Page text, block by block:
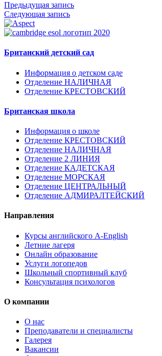
Предыдущая запись
Следующая запись
Британский детский сад
Информация о детском саде
Отделение НАЛИЧНАЯ
Отделение КРЕСТОВСКИЙ
Британская школа
Информация о школе
Отделение КРЕСТОВСКИЙ
Отделение НАЛИЧНАЯ
Отделение 2 ЛИНИЯ
Отделение КАДЕТСКАЯ
Отделение МОРСКАЯ
Отделение ЦЕНТРАЛЬНЫЙ
Отделение АДМИРАЛТЕЙСКИЙ
Направления
Курсы английского A-English
Летние лагеря
Онлайн образование
Услуги логопедов
Школьный спортивный клуб
Консультация психологов
О компании
О нас
Преподаватели и специалисты
Галерея
Вакансии